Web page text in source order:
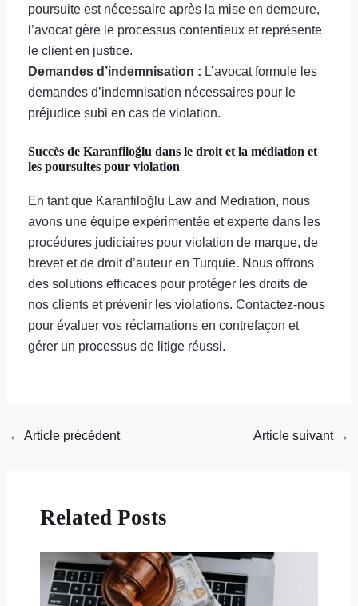
poursuite est nécessaire après la mise en demeure,
l’avocat gère le processus contentieux et représente
le client en justice.
Demandes d’indemnisation : L’avocat formule les
demandes d’indemnisation nécessaires pour le
préjudice subi en cas de violation.
Succès de Karanfiloğlu dans le droit et la médiation et
les poursuites pour violation
En tant que Karanfiloğlu Law and Mediation, nous
avons une équipe expérimentée et experte dans les
procédures judiciaires pour violation de marque, de
brevet et de droit d’auteur en Turquie. Nous offrons
des solutions efficaces pour protéger les droits de
nos clients et prévenir les violations. Contactez-nous
pour évaluer vos réclamations en contrefaçon et
gérer un processus de litige réussi.
← Article précédent Article suivant →
Related Posts